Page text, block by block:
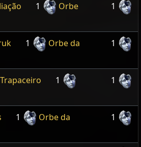
1
Orbe
1
1
Orbe da
1
1
1
1
Orbe da
1